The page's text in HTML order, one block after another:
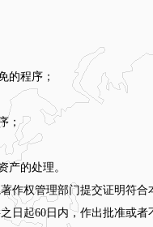
程序；
；
的处理。
权管理部门提交证明符合
日起60日内，作出批准或者